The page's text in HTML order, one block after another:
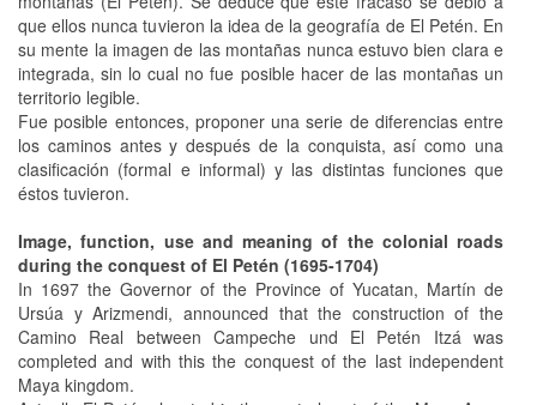
que ellos nunca tuvieron la idea de la geografía de El Petén. En
su mente la imagen de las montañas nunca estuvo bien clara e
integrada, sin lo cual no fue posible hacer de las montañas un
territorio legible.
Fue posible entonces, proponer una serie de diferencias entre
los caminos antes y después de la conquista, así como una
clasificación (formal e informal) y las distintas funciones que
éstos tuvieron.
Image, function, use and meaning of the colonial roads
during the conquest of El Petén (1695-1704)
In 1697 the Governor of the Province of Yucatan, Martín de
Ursúa y Arizmendi, announced that the construction of the
Camino Real between Campeche und El Petén Itzá was
completed and with this the conquest of the last independent
Maya kingdom.